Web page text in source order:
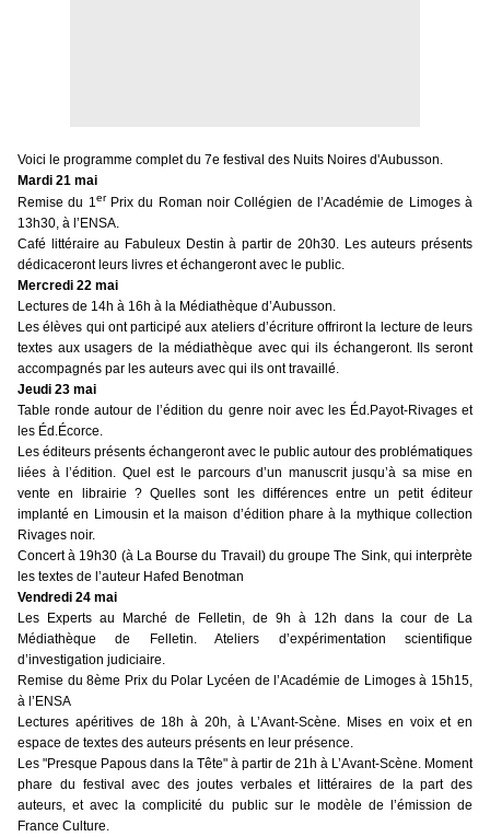
Voici le programme complet du 7e festival des Nuits Noires d'Aubusson.
Mardi 21 mai
Remise du 1er Prix du Roman noir Collégien de l’Académie de Limogesà
13h30, à l’ENSA.
Café littéraire au Fabuleux Destin à partir de 20h30. Les auteurs présents
dédicaceront leurs livres et échangeront avec le public.
Mercredi 22 mai
Lectures de 14h à 16h à la Médiathèque d’Aubusson.
Les élèves qui ont participé aux ateliers d’écriture offriront la lecture de leurs
textes aux usagers de la médiathèque avec qui ils échangeront. Ils seront
accompagnés par les auteurs avec qui ils ont travaillé.
Jeudi 23 mai
Table ronde autour de l’édition du genre noir avec les Éd.Payot-Rivages et
les Éd.Écorce.
Les éditeurs présents échangeront avec le public autour des problématiques
liées à l’édition. Quel est le parcours d’un manuscrit jusqu’à sa mise en
vente en librairie ? Quelles sont les différences entre un petit éditeur
implanté en Limousin et la maison d’édition phare à la mythique collection
Rivages noir.
Concertà 19h30 (à La Bourse du Travail) du groupe The Sink, qui interprète
les textes de l’auteur Hafed Benotman
Vendredi 24 mai
Les Experts au Marché de Felletin, de 9h à 12h dans la cour de La
Médiathèque de Felletin. Ateliers d’expérimentation scientifique
d’investigation judiciaire.
Remise du 8ème Prix du Polar Lycéen de l’Académie de Limoges à 15h15,
à l’ENSA
Lectures apéritives de 18h à 20h, à L’Avant-Scène. Mises en voix et en
espace de textes des auteurs présents en leur présence.
Les "Presque Papous dans la Tête" à partir de 21h à L’Avant-Scène. Moment
phare du festival avec des joutes verbales et littéraires de la part des
auteurs, et avec la complicité du public sur le modèle de l’émission de
France Culture.